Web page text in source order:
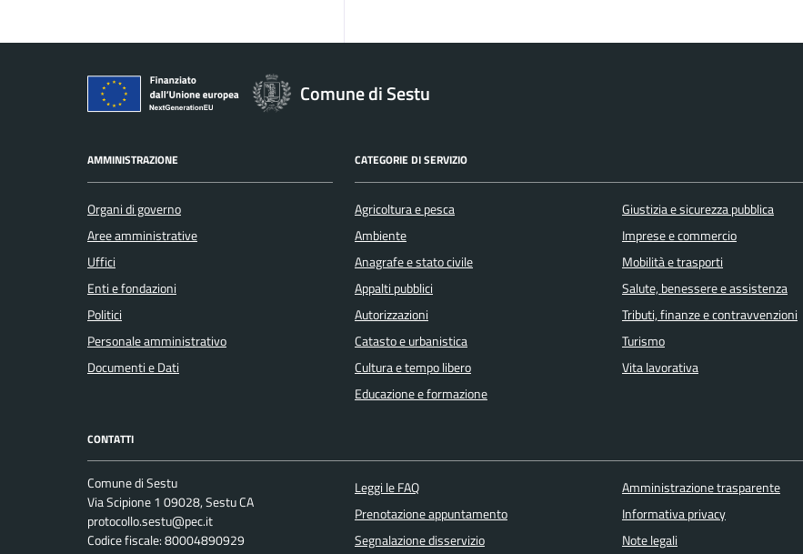
Comune di Sestu
AMMINISTRAZIONE
Organi di governo
Aree amministrative
Uffici
Enti e fondazioni
Politici
Personale amministrativo
Documenti e Dati
CATEGORIE DI SERVIZIO
Agricoltura e pesca
Ambiente
Anagrafe e stato civile
Appalti pubblici
Autorizzazioni
Catasto e urbanistica
Cultura e tempo libero
Educazione e formazione
Giustizia e sicurezza pubblica
Imprese e commercio
Mobilità e trasporti
Salute, benessere e assistenza
Tributi, finanze e contravvenzioni
Turismo
Vita lavorativa
CONTATTI
Comune di Sestu
Via Scipione 1 09028, Sestu CA
protocollo.sestu@pec.it
Codice fiscale: 80004890929
Leggi le FAQ
Prenotazione appuntamento
Segnalazione disservizio
Amministrazione trasparente
Informativa privacy
Note legali